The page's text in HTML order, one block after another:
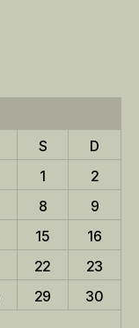
S
D
1
2
8
9
15
16
22
23
29
30